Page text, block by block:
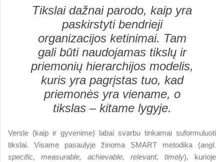
Tikslai dažnai parodo, kaip yra
paskirstyti bendrieji
organizacijos ketinimai. Tam
gali būti naudojamas tikslų ir
priemonių hierarchijos modelis,
kuris yra pagrįstas tuo, kad
priemonės yra viename, o
tikslas – kitame lygyje.
Versle (kaip ir gyvenime) labai svarbu tinkamai suformuluoti
tikslai. Visame pasaulyje žinoma SMART metodika (angl.
specific, measurable, achievable, relevant, timely), kurioje